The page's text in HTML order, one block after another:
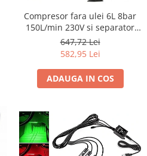
Compresor fara ulei 6L 8bar
150L/min 230V si separator
regulator presiune silentios
59dB
647,72 Lei
582,95 Lei
ADAUGA IN COS